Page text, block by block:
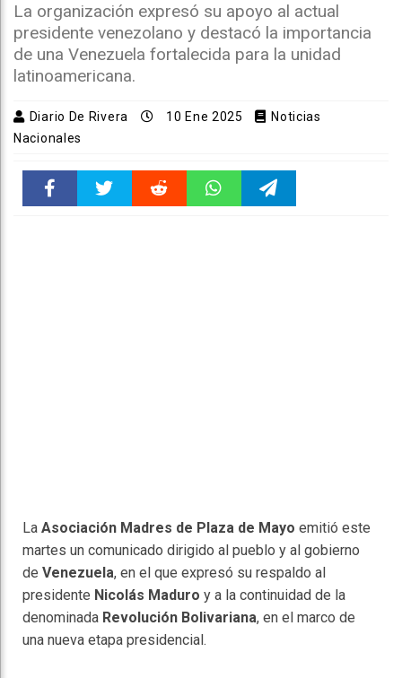
La organización expresó su apoyo al actual
presidente venezolano y destacó la importancia
de una Venezuela fortalecida para la unidad
latinoamericana.
Diario De Rivera 10 Ene 2025
Noticias
Nacionales
La Asociación Madres de Plaza de Mayo emitió este
martes un comunicado dirigido al pueblo y al gobierno
de Venezuela, en el que expresó su respaldo al
presidente Nicolás Maduro y a la continuidad de la
denominada Revolución Bolivariana, en el marco de
una nueva etapa presidencial.